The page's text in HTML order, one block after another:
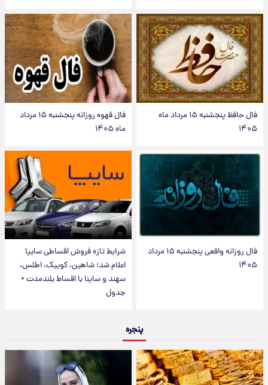
فال حافظ پنجشنبه ۱۵ مرداد ماه
۱۴۰۵
فال قهوه روزانه پنجشنبه ۱۵ مرداد
ماه ۱۴۰۵
فال روزانه واقعی پنجشنبه ۱۵ مرداد
۱۴۰۵
شرایط تازه فروش اقساطی سایپا
اعلام شد؛ شاهین، کوییک، اطلس،
سهند و ساینا با اقساط بلندمدت +
جدول
پنجره